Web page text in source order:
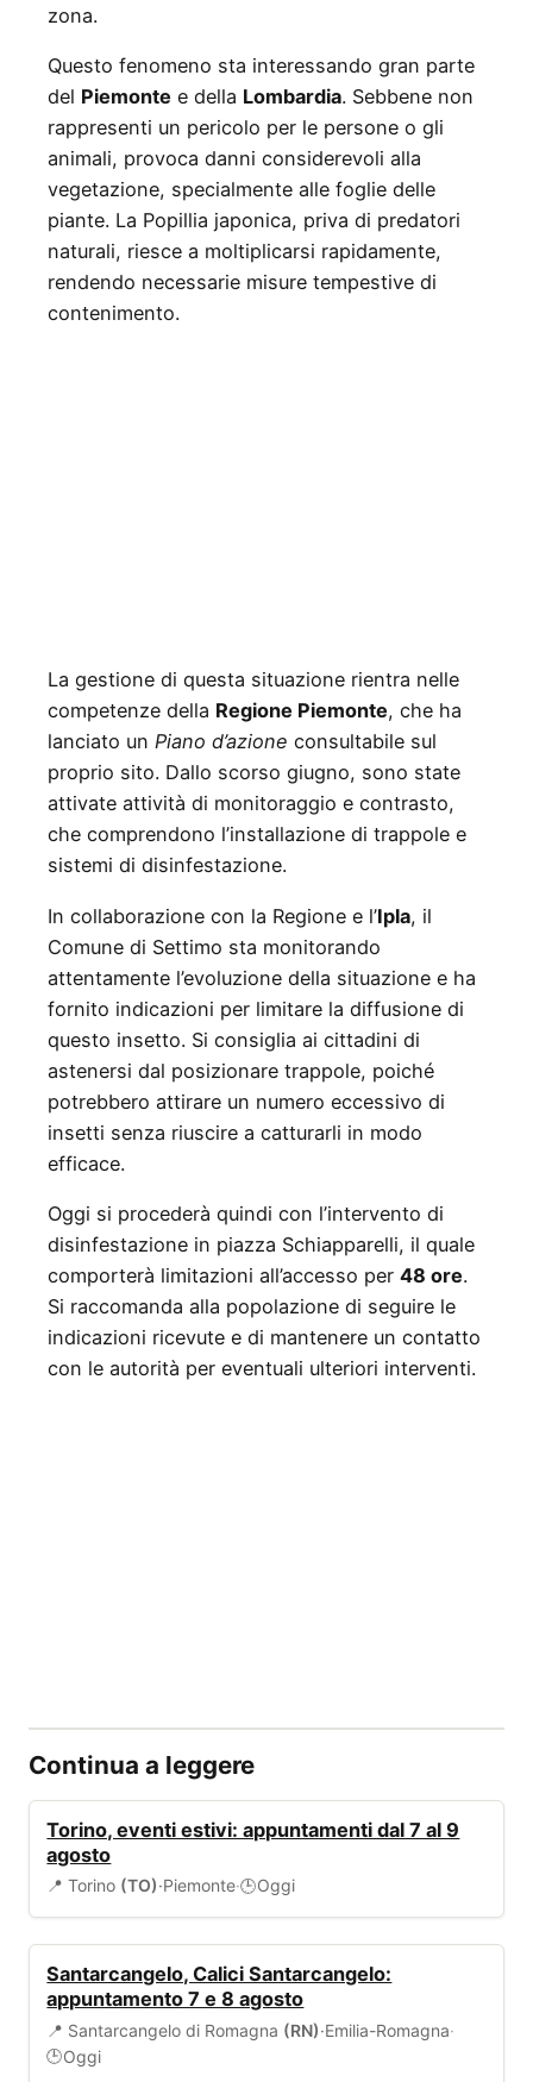
zona.
Questo fenomeno sta interessando gran parte
del Piemonte e della Lombardia. Sebbene non
rappresenti un pericolo per le persone o gli
animali, provoca danni considerevoli alla
vegetazione, specialmente alle foglie delle
piante. La Popillia japonica, priva di predatori
naturali, riesce a moltiplicarsi rapidamente,
rendendo necessarie misure tempestive di
contenimento.
La gestione di questa situazione rientra nelle
competenze della Regione Piemonte, che ha
lanciato un Piano d’azione consultabile sul
proprio sito. Dallo scorso giugno, sono state
attivate attività di monitoraggio e contrasto,
che comprendono l’installazione di trappole e
sistemi di disinfestazione.
In collaborazione con la Regione e l’Ipla, il
Comune di Settimo sta monitorando
attentamente l’evoluzione della situazione e ha
fornito indicazioni per limitare la diffusione di
questo insetto. Si consiglia ai cittadini di
astenersi dal posizionare trappole, poiché
potrebbero attirare un numero eccessivo di
insetti senza riuscire a catturarli in modo
efficace.
Oggi si procederà quindi con l’intervento di
disinfestazione in piazza Schiapparelli, il quale
comporterà limitazioni all’accesso per 48 ore.
Si raccomanda alla popolazione di seguire le
indicazioni ricevute e di mantenere un contatto
con le autorità per eventuali ulteriori interventi.
Continua a leggere
Torino, eventi estivi: appuntamenti dal 7 al 9
agosto
📍 Torino (TO)·Piemonte·🕒Oggi
Santarcangelo, Calici Santarcangelo:
appuntamento 7 e 8 agosto
📍 Santarcangelo di Romagna (RN)·Emilia-Romagna·
🕒Oggi